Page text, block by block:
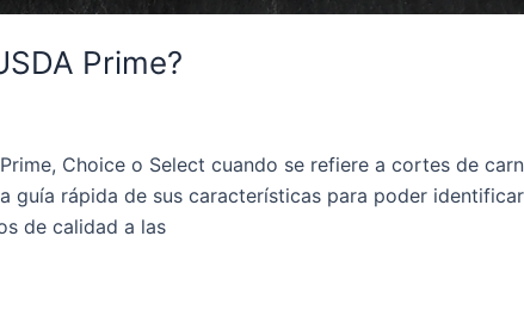
Prime?
Choice o Select cuando se refiere a cortes de
guía rápida de sus características para poder
de calidad a las